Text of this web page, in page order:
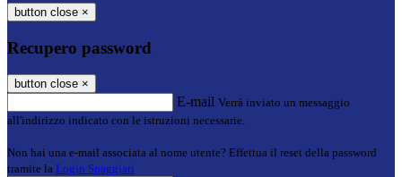
button close ×
Recupero password
button close ×
E-mail Verrà inviato un messaggio
all'indirizzo indicato con le istruzioni necessarie.
Non hai una e-mail associata al nome utente? Effettua il reset della password
tramite la Login Spaggiari